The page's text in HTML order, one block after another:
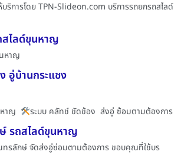
ริการโดย TPN-Slideon.com บริการรถยกรถสไลด์
สไลด์ขุนหาญ
หาญ
อู่บ้านกระแชง
าญ ระบบ คลัทช์ ขัดข้อง ส่งอู่ ซ้อมตามต้องการ
รถสไลด์ขุนหาญ
ทรลักษ์ จัดส่งอู่ซ่อมตามต้องการ ขอบคุณที่ใช้บร